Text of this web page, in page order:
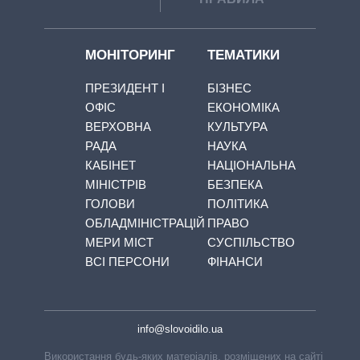
МОНІТОРИНГ
ПРЕЗИДЕНТ І
ОФІС
ВЕРХОВНА
РАДА
КАБІНЕТ
МІНІСТРІВ
ГОЛОВИ
ОБЛАДМІНІСТРАЦІЙ
МЕРИ МІСТ
ВСІ ПЕРСОНИ
ТЕМАТИКИ
БІЗНЕС
ЕКОНОМІКА
КУЛЬТУРА
НАУКА
НАЦІОНАЛЬНА
БЕЗПЕКА
ПОЛІТИКА
ПРАВО
СУСПІЛЬСТВО
ФІНАНСИ
info@slovoidilo.ua
Використання будь-яких матеріалів, розміщених на сайті,